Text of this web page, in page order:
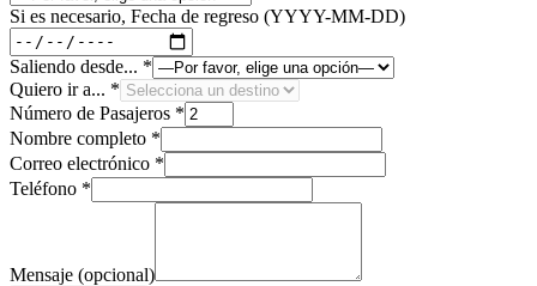
Si es necesario, Fecha de regreso (YYYY-MM-DD)
Saliendo desde... *
Quiero ir a... *
Número de Pasajeros *
Nombre completo *
Correo electrónico *
Teléfono *
Mensaje (opcional)